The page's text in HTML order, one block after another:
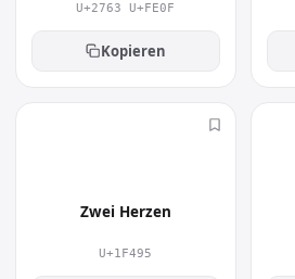
U+2763 U+FE0F
Kopieren
Zwei Herzen
U+1F495